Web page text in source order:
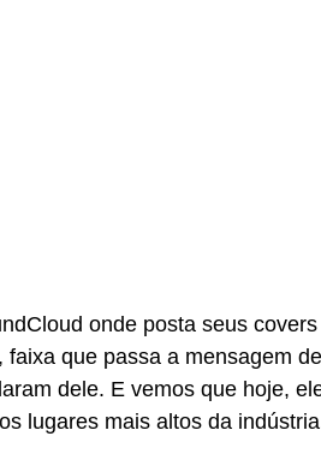
onde posta seus
faixa que passa a mensagem
dele. E vemos que hoje,
lugares mais altos da